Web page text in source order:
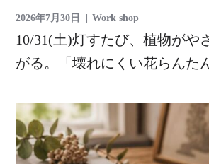
2026年7月30日 Work shop
10/31(土)灯すたび、植物がや
がる。「壊れにくい花らんた